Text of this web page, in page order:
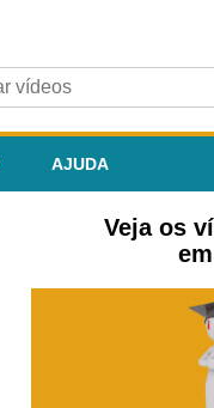
AJUDA
Veja os